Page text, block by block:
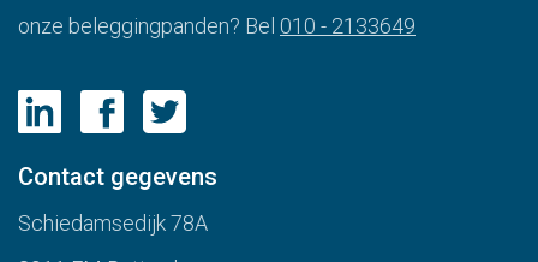
onze beleggingpanden? Bel 010 - 2133649
Contact gegevens
Schiedamsedijk 78A